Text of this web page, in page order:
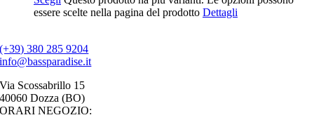
essere scelte nella pagina del prodotto Dettagli
(+39) 380 285 9204
info@bassparadise.it
Via Scossabrillo 15
40060 Dozza (BO)
ORARI NEGOZIO: